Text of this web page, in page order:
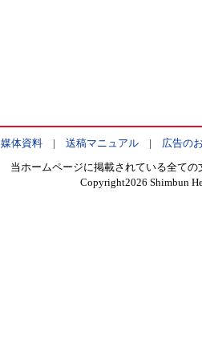
媒体資料| 送稿マニュアル| 広告の
当ホームページに掲載されている全て
Copyright2026 Shimbun